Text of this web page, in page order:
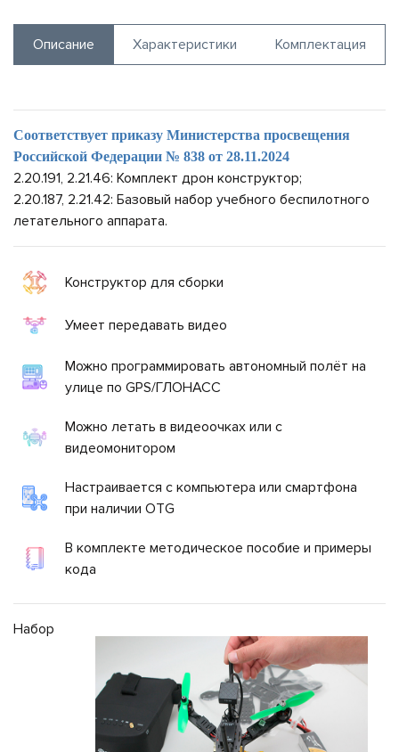
СВЯЗАТЬСЯ
495
646
10
Описание Характеристики Комплектация
Соответствует приказу Министерства просвещения
Российской Федерации № 838 от 28.11.2024
2.20.191, 2.21.46: Комплект дрон конструктор;
2.20.187, 2.21.42: Базовый набор учебного беспилотного
летательного аппарата.
Конструктор для сборки
Умеет передавать видео
Можно программировать автономный полёт на
улице по GPS/ГЛОНАСС
Можно летать в видеоочках или с
видеомонитором
Настраивается с компьютера или смартфона
при наличии OTG
В комплекте методическое пособие и примеры
кода
Набор